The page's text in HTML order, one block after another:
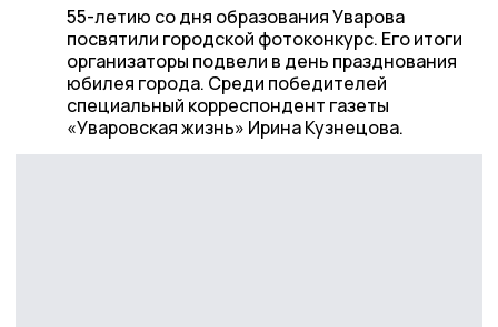
55-летию со дня образования Уварова
посвятили городской фотоконкурс. Его итоги
организаторы подвели в день празднования
юбилея города. Среди победителей
специальный корреспондент газеты
«Уваровская жизнь» Ирина Кузнецова.